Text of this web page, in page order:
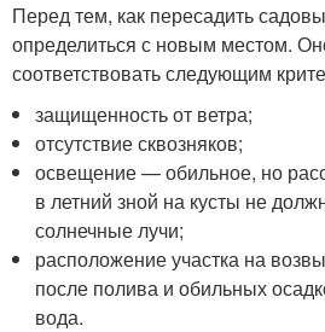
Перед тем, как пересадить
определиться с новым местом.
соответствовать следующим
защищенность от ветра;
отсутствие сквозняков;
освещение — обильное, но
в летний зной на кусты не
солнечные лучи;
расположение участка на
после полива и обильных
вода.